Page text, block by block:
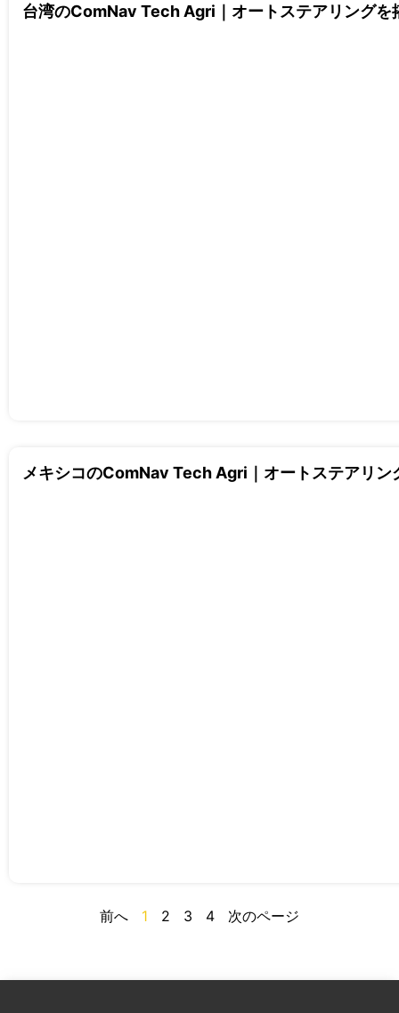
台湾のComNav Tech Agri｜オートステアリングを
メキシコのComNav Tech Agri｜オートステアリン
前へ 1 2 3 4 次のページ